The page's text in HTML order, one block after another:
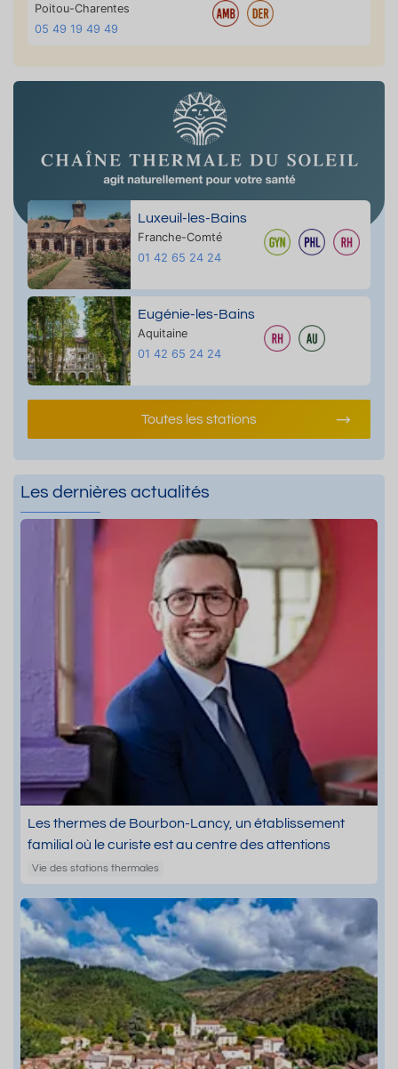
Poitou-Charentes
05 49 19 49 49
Luxeuil-les-Bains
Franche-Comté
01 42 65 24 24
Eugénie-les-Bains
Aquitaine
01 42 65 24 24
Toutes les stations
Les dernières actualités
Les thermes de Bourbon-Lancy, un établissement
familial où le curiste est au centre des attentions
Vie des stations thermales